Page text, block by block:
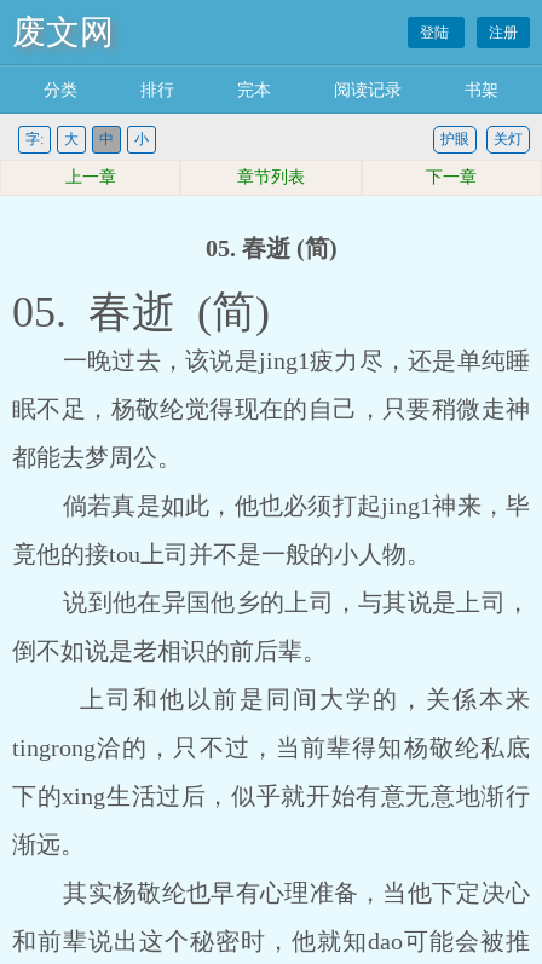
废文网 登陆 注册
分类 排行 完本 阅读记录 书架
字: 大 中 小 关灯
护眼
上一章 章节列表 下一章
05. 春逝 (简)
05. 春逝 (简)
一晚过去，该说是jing1疲力尽，还是单纯睡
眠不足，杨敬纶觉得现在的自己，只要稍微走神
都能去梦周公。
倘若真是如此，他也必须打起jing1神来，毕
竟他的接tou上司并不是一般的小人物。
说到他在异国他乡的上司，与其说是上司，
倒不如说是老相识的前后辈。
上司和他以前是同间大学的，关係本来
tingrong洽的，只不过，当前辈得知杨敬纶私底
下的xing生活过后，似乎就开始有意无意地渐行
渐远。
其实杨敬纶也早有心理准备，当他下定决心
和前辈说出这个秘密时，他就知dao可能会被推